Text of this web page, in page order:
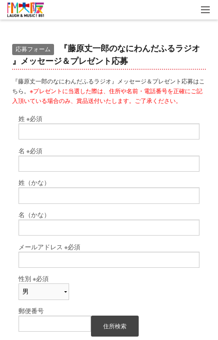
応募フォーム
『藤原丈一郎のなにわんだふるラジオ
』メッセージ＆プレゼント応募
『藤原丈一郎のなにわんだふるラジオ』メッセージ＆プレゼント応募はこ
ちら。 ※プレゼントに当選した際は、住所や名前・電話番号を正確にご記
入頂いている場合のみ、賞品送付いたします。ご了承ください。
姓※必須
名※必須
姓（かな）
名（かな）
メールアドレス※必須
性別※必須
郵便番号
住所検索